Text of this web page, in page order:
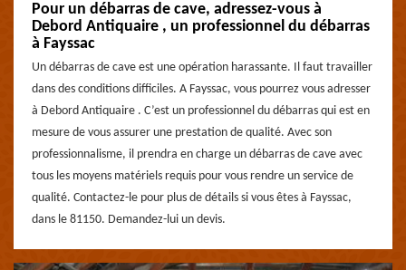
Pour un débarras de cave, adressez-vous à
Debord Antiquaire , un professionnel du débarras
à Fayssac
Un débarras de cave est une opération harassante. Il faut travailler
dans des conditions difficiles. A Fayssac, vous pourrez vous adresser
à Debord Antiquaire . C’est un professionnel du débarras qui est en
mesure de vous assurer une prestation de qualité. Avec son
professionnalisme, il prendra en charge un débarras de cave avec
tous les moyens matériels requis pour vous rendre un service de
qualité. Contactez-le pour plus de détails si vous êtes à Fayssac,
dans le 81150. Demandez-lui un devis.